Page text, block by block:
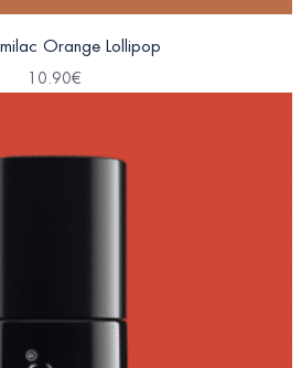
Orange Lollipop
10.90€